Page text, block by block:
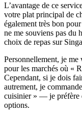
L’avantage de ce
votre plat principal de
également très bon
ne me souviens pas du
choix de repas sur
Personnellement, je
pour les marchés où «
Cependant, si je dois
autrement, je
cuisinier » — je préfère
options.